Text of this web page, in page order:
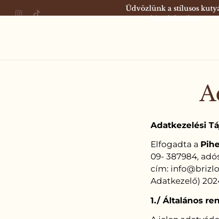
Üdvözlünk a stílusos
birodalmában
Adatkezelési
Elfogadta a
09- 387984,
cím:
Adatkezelő)
1./ Általános